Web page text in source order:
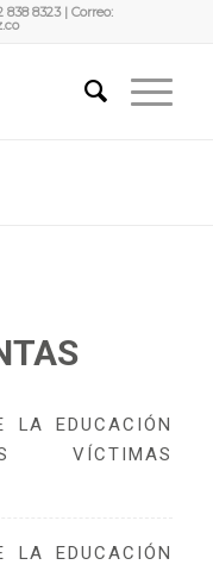
838 8323 | Correo:
LA EDUCACIÓN
VÍCTIMAS
LA EDUCACIÓN